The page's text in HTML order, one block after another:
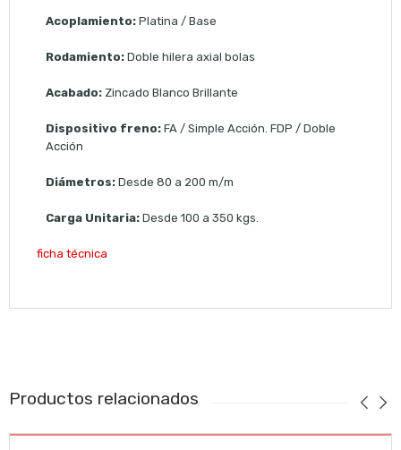
Acoplamiento: Platina / Base
Rodamiento: Doble hilera axial bolas
Acabado: Zincado Blanco Brillante
Dispositivo freno: FA / Simple Acción. FDP / Doble
Acción
Diámetros: Desde 80 a 200 m/m
Carga Unitaria: Desde 100 a 350 kgs.
ficha técnica
Productos relacionados